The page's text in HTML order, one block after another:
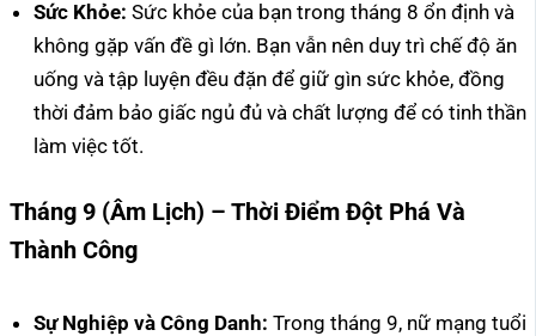
Sức Khỏe: Sức khỏe của bạn trong tháng 8 ổn định và
không gặp vấn đề gì lớn. Bạn vẫn nên duy trì chế độ ăn
uống và tập luyện đều đặn để giữ gìn sức khỏe, đồng
thời đảm bảo giấc ngủ đủ và chất lượng để có tinh thần
làm việc tốt.
Tháng 9 (Âm Lịch) – Thời Điểm Đột Phá Và
Thành Công
Sự Nghiệp và Công Danh: Trong tháng 9, nữ mạng tuổi